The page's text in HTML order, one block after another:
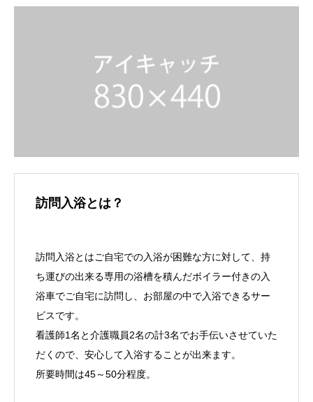
訪問入浴とは？
訪問入浴とはご自宅での入浴が困難な方に対して、持
ち運びの出来る専用の浴槽を積んだボイラー付きの入
浴車でご自宅に訪問し、お部屋の中で入浴できるサー
ビスです。
看護師1名と介護職員2名の計3名でお手伝いさせていた
だくので、安心して入浴することが出来ます。
所要時間は45～50分程度。